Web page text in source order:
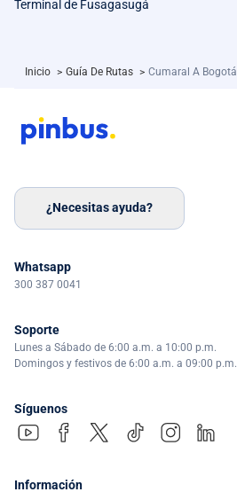
Terminal de Fusagasugá
Inicio > Guía De Rutas > Cumaral A Bogotá
¿Necesitas ayuda?
Whatsapp
300 387 0041
Soporte
Lunes a Sábado de 6:00 a.m. a 10:00 p.m.
Domingos y festivos de 6:00 a.m. a 09:00 p.m.
Síguenos
Información